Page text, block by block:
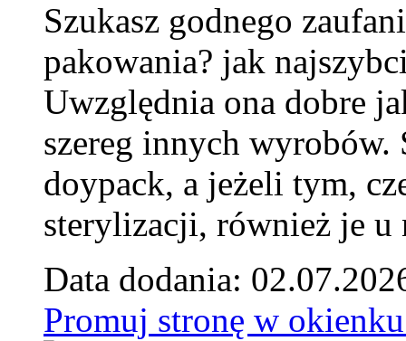
Szukasz godnego
pakowania? jak
Uwzględnia ona dobre
szereg innych
doypack, a jeżeli tym,
sterylizacji, również je u
Data dodania:
Promuj stronę w